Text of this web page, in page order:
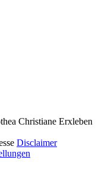
Christiane Erxleben
Disclaimer